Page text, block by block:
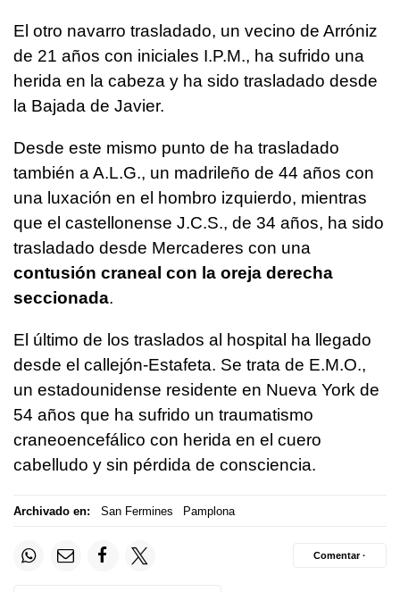
El otro navarro trasladado, un vecino de Arróniz
de 21 años con iniciales I.P.M., ha sufrido una
herida en la cabeza y ha sido trasladado desde
la Bajada de Javier.
Desde este mismo punto de ha trasladado
también a A.L.G., un madrileño de 44 años con
una luxación en el hombro izquierdo, mientras
que el castellonense J.C.S., de 34 años, ha sido
trasladado desde Mercaderes con una
contusión craneal con la oreja derecha
seccionada.
El último de los traslados al hospital ha llegado
desde el callejón-Estafeta. Se trata de E.M.O.,
un estadounidense residente en Nueva York de
54 años que ha sufrido un traumatismo
craneoencefálico con herida en el cuero
cabelludo y sin pérdida de consciencia.
Archivado en: San Fermines Pamplona
Comentar ·